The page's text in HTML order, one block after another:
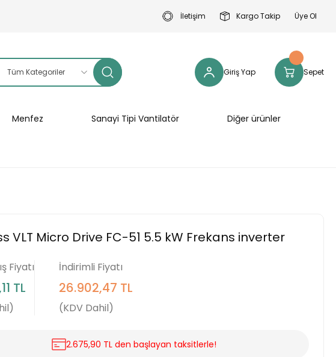
İletişim Kargo Takip Üye Ol
Giriş Yap Sepet
Menfez Sanayi Tipi Vantilatör Diğer ürünler
VLT Micro Drive FC-51 5.5 kW Frekans inverter
İndirimli Fiyatı
26.902,47 TL
(KDV Dahil)
Fiyatı
TL
2.675,90 TL den başlayan taksitlerle!